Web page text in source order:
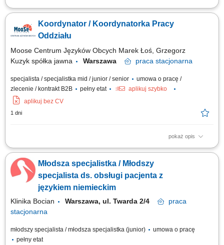
Podstawowy zakres obowiązków: telefoniczna i mailowa obsługa
wizerunek firmy;Koordynator / Koordynatorka Pracy
Oddziału
Moose Centrum Języków Obcych Marek Łoś, Grzegorz
Kuzyk spółka jawna
Warszawa praca stacjonarna
specjalista / specjalistka mid / junior / senior
umowa o pracę /
zlecenie / kontrakt B2B
pełny etat
aplikuj szybko
aplikuj bez CV
1 dni
pokaż opis
Opis stanowiska: Organizowanie i koordynowanie bieżącej pracy
oddziału. Wsparcie w realizacji codziennych zadań operacyjnych i
administracyjnych. Dbanie o sprawny przepływ informacji oraz
prawidłową organizację pracy. Współpraca z zespołem oraz dbanie o
wysoką jakość obsługi....
Młodsza specjalistka / Młodszy
specjalista ds. obsługi pacjenta z
językiem niemieckim
Klinika Bocian Warszawa, ul. Twarda 2/4
praca
stacjonarna
młodszy specjalista / młodsza specjalistka (junior)
umowa o pracę
pełny etat